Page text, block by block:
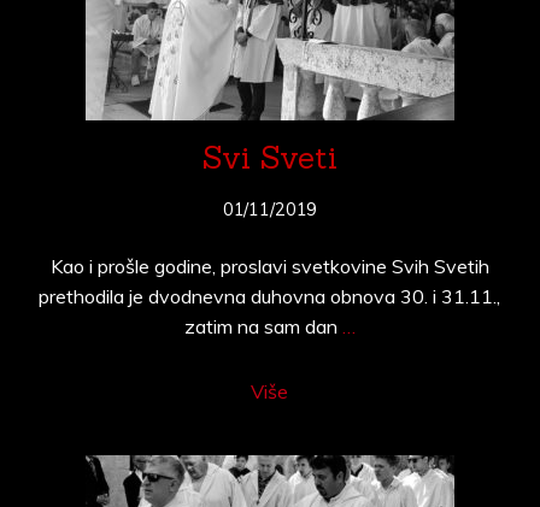
Svi Sveti
01/11/2019
Kao i prošle godine, proslavi svetkovine Svih Svetih
prethodila je dvodnevna duhovna obnova 30. i 31.11.,
zatim na sam dan …
Više